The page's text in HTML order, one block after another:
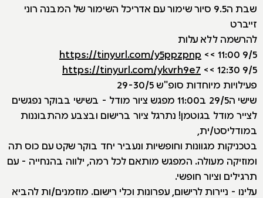
שבת ה9.5 סיור שימור עם אדריכל השימור של המבנה רוני
זייברט
להרשמה ללא עלות
9/5 11:00 >>
https://tinyurl.com/y5ppzpnp
9/5 12:30 >>
https://tinyurl.com/ykvrh9e7
פעילויות מיוחדות סופ"ש 29-30/5
שישי ה29/5 ב11:00 מפגש ציור מודל - בשישי בבוקר נפגשים
לצייר מודל בגוטמן! נתרגל ציור ברישום ובצבע מהתבוננות
במודליסט/ית,
בטכניקות מגוונות וחופשיות ונעביר יחד בוקר שקט עם כוס תה
ומוזיקה מעולה. המפגש מותאם לכל רמה, ילווה בהנחייה - עם
תרגילים וציור חופשי.
עלינו - ניירות לרישום, עפרונות וכלי רישום. מוזמנים/ות להביא